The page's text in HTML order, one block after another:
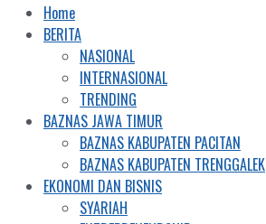
Home
BERITA
NASIONAL
INTERNASIONAL
TRENDING
BAZNAS JAWA TIMUR
BAZNAS KABUPATEN PACITAN
BAZNAS KABUPATEN TRENGGALEK
EKONOMI DAN BISNIS
SYARIAH